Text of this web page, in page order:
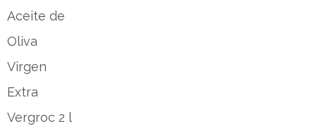
Aceite de
Oliva
Virgen
Extra
Vergroc 2 l